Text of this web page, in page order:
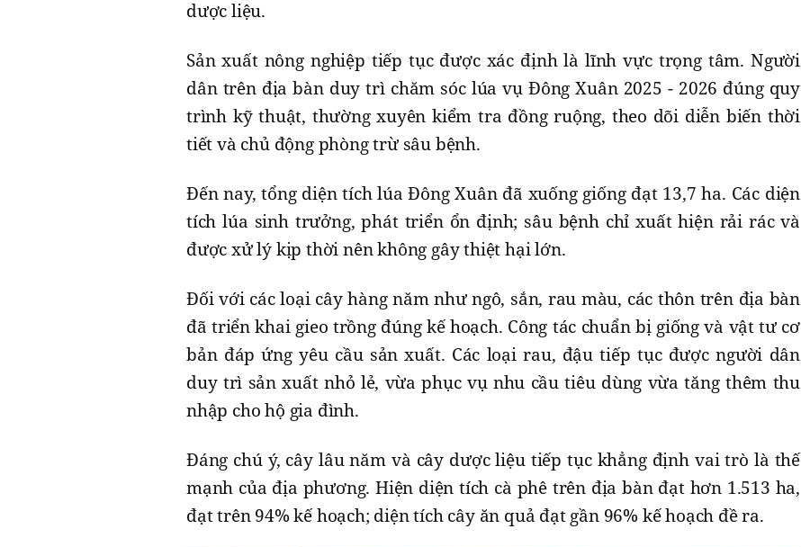
dược liệu.
Sản xuất nông nghiệp tiếp tục được xác định là lĩnh vực trọng tâm. Người
dân trên địa bàn duy trì chăm sóc lúa vụ Đông Xuân 2025 - 2026 đúng quy
trình kỹ thuật, thường xuyên kiểm tra đồng ruộng, theo dõi diễn biến thời
tiết và chủ động phòng trừ sâu bệnh.
Đến nay, tổng diện tích lúa Đông Xuân đã xuống giống đạt 13,7 ha. Các diện
tích lúa sinh trưởng, phát triển ổn định; sâu bệnh chỉ xuất hiện rải rác và
được xử lý kịp thời nên không gây thiệt hại lớn.
Đối với các loại cây hàng năm như ngô, sắn, rau màu, các thôn trên địa bàn
đã triển khai gieo trồng đúng kế hoạch. Công tác chuẩn bị giống và vật tư cơ
bản đáp ứng yêu cầu sản xuất. Các loại rau, đậu tiếp tục được người dân
duy trì sản xuất nhỏ lẻ, vừa phục vụ nhu cầu tiêu dùng vừa tăng thêm thu
nhập cho hộ gia đình.
Đáng chú ý, cây lâu năm và cây dược liệu tiếp tục khẳng định vai trò là thế
mạnh của địa phương. Hiện diện tích cà phê trên địa bàn đạt hơn 1.513 ha,
đạt trên 94% kế hoạch; diện tích cây ăn quả đạt gần 96% kế hoạch đề ra.